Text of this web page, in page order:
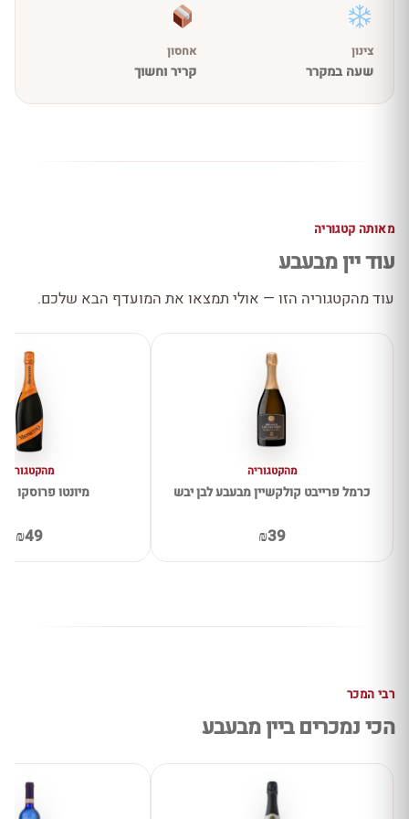
צינון
שעה במקרר
אחסון
קריר וחשוך
מאותה קטגוריה
עוד יין מבעבע
עוד מהקטגוריה הזו — אולי תמצאו את המועדף הבא שלכם.
מהקטגוריה
כרמל פרייבט קולקשיין מבעבע לבן יבש
₪39
מהקטגוריה
מיונטו פרוסקו
₪49
רבי המכר
הכי נמכרים ביין מבעבע